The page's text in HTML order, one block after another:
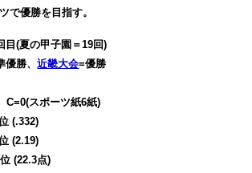
で優勝を目指す。
目(夏の甲子園＝19回)
優勝、近畿大会=優勝
C=0(スポーツ紙6紙)
(.332)
(2.19)
(22.3点)